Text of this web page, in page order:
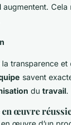
augmentent.
transparence et
savent
du travail.
œuvre